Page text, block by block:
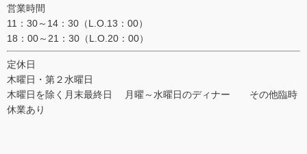
営業時間
11：30～14：30（L.O.13：00）
18：00～21：30（L.O.20：00）
定休日
木曜日・第２水曜日
木曜日を除く月末最終日 月曜～水曜日のディナー その他臨時
休業あり